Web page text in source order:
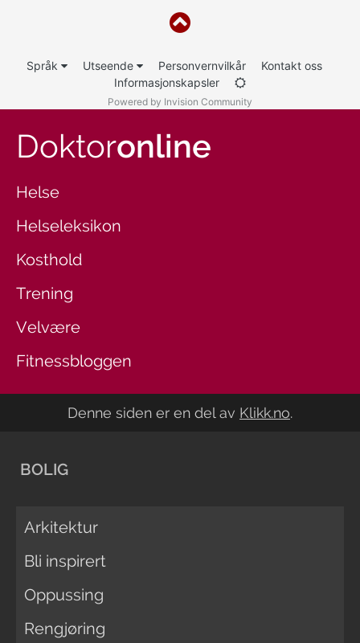
Språk Utseende Personvernvilkår
Kontakt oss
Informasjonskapsler
Powered by Invision Community
Doktoronline
Helse
Helseleksikon
Kosthold
Trening
Velvære
Fitnessbloggen
Denne siden er en del av Klikk.no.
BOLIG
Arkitektur
Bli inspirert
Oppussing
Rengjøring